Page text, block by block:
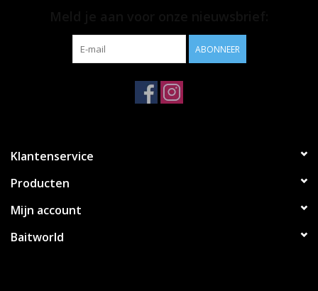
ABONNEER
Klantenservice
Producten
Mijn account
Baitworld